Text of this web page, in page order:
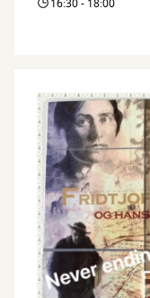
16:30 - 18:00